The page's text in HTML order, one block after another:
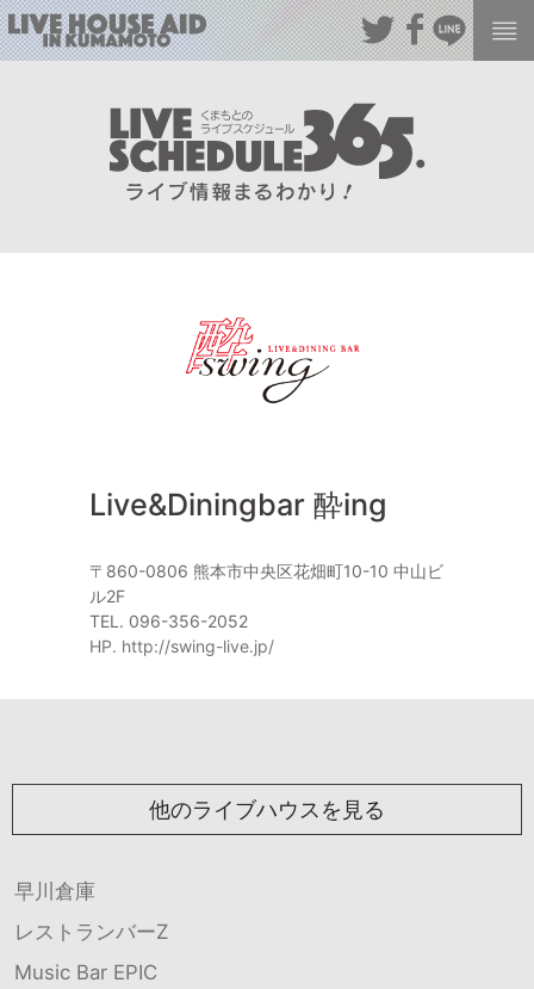
Live&Diningbar 酔ing
〒860-0806 熊本市中央区花畑町10-10 中山ビ
ル2F
TEL. 096-356-2052
HP. http://swing-live.jp/
他のライブハウスを見る
早川倉庫
レストランバーZ
Music Bar EPIC